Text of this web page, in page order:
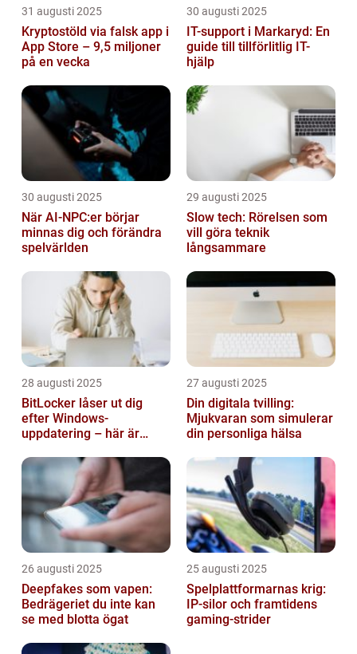
31 augusti 2025
Kryptostöld via falsk app i
App Store – 9,5 miljoner
på en vecka
30 augusti 2025
IT-support i Markaryd: En
guide till tillförlitlig IT-
hjälp
30 augusti 2025
När AI-NPC:er börjar
minnas dig och förändra
spelvärlden
29 augusti 2025
Slow tech: Rörelsen som
vill göra teknik
långsammare
28 augusti 2025
BitLocker låser ut dig
efter Windows-
uppdatering – här är
27 augusti 2025
Din digitala tvilling:
Mjukvaran som simulerar
din personliga hälsa
26 augusti 2025
Deepfakes som vapen:
Bedrägeriet du inte kan
se med blotta ögat
25 augusti 2025
Spelplattformarnas krig:
IP‑silor och framtidens
gaming‑strider